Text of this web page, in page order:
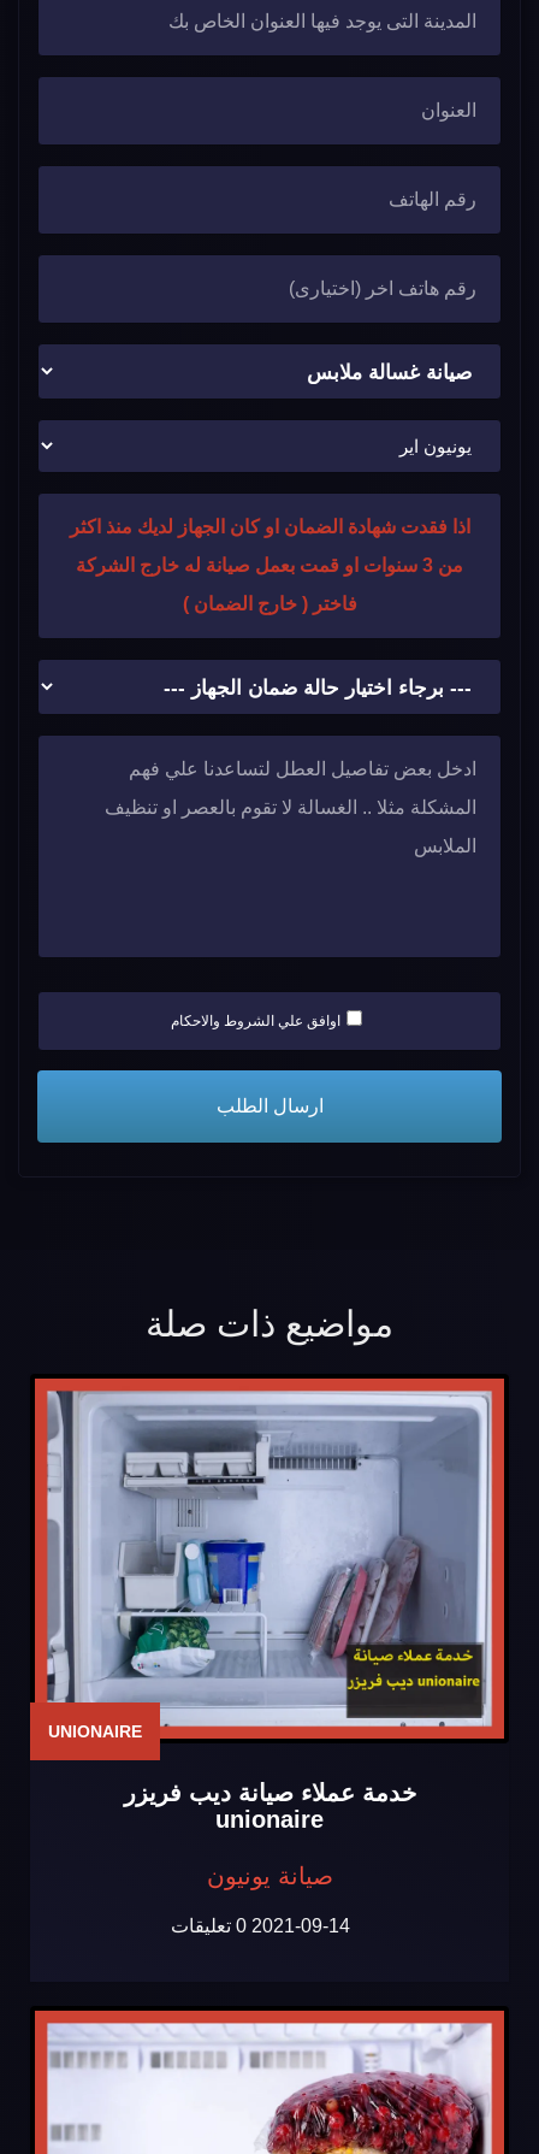
اذا فقدت شهادة الضمان او كان الجهاز لديك منذ اكثر
من 3 سنوات او قمت بعمل صيانة له خارج الشركة
فاختر ( خارج الضمان )
اوافق علي الشروط والاحكام
مواضيع ذات صلة
UNIONAIRE
خدمة عملاء صيانة ديب فريزر
unionaire
صيانة يونيون
2021-09-14 0 تعليقات